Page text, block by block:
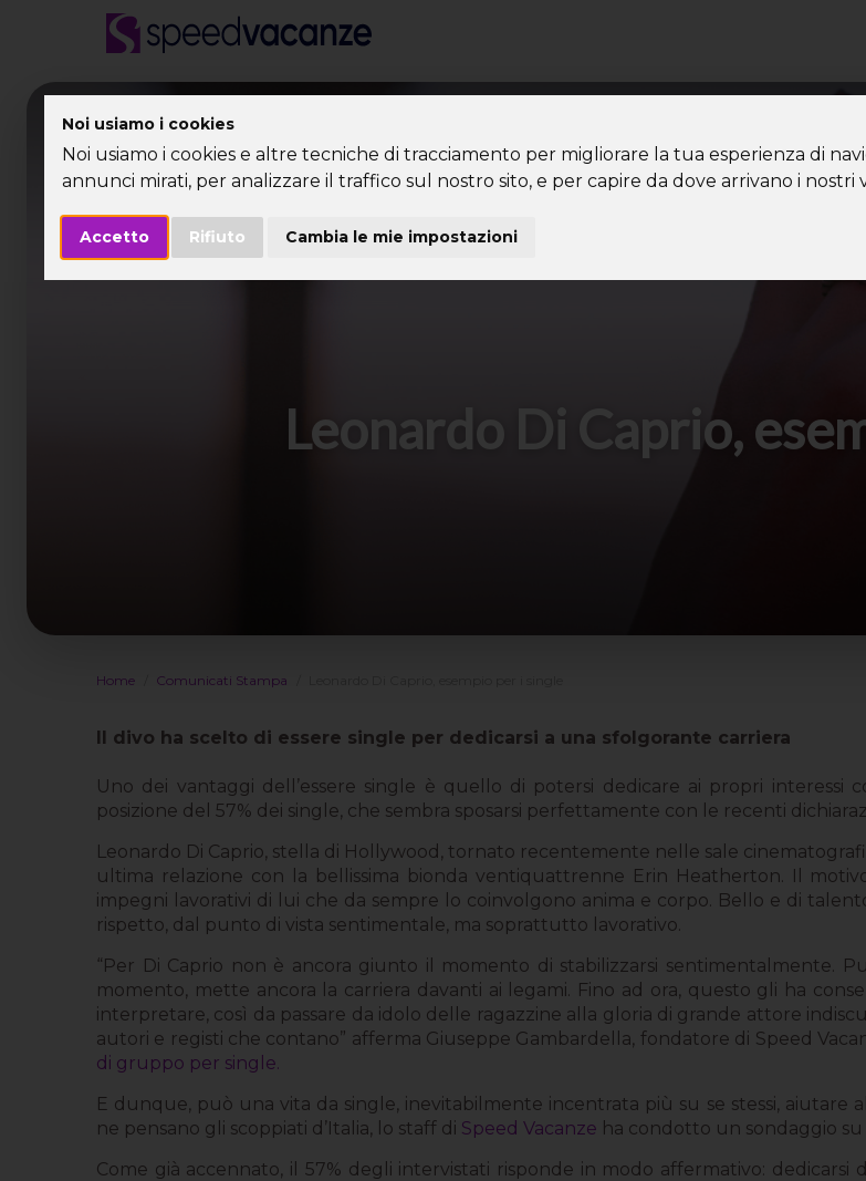
Noi usiamo i cookies
Noi usiamo i cookies e altre tecniche di tracciamento per migliorare la tua esperienza di
annunci mirati, per analizzare il traffico sul nostro sito, e per capire da dove arrivano i nostri
Accetto Rifiuto Cambia le mie impostazioni
Leonardo Di Caprio,
Home Comunicati Stampa
Il divo ha scelto di essere single per dedicarsi a una sfolgorante carriera
Uno dei vantaggi dell’essere single è quello di potersi dedicare ai propri
posizione del 57% dei single, che sembra sposarsi perfettamente con le recenti
Leonardo Di Caprio, stella di Hollywood, tornato recentemente nelle sale
ultima relazione con la bellissima bionda ventiquattrenne Erin Heatherton. Il
impegni lavorativi di lui che da sempre lo coinvolgono anima e corpo. Bello e di
rispetto, dal punto di vista sentimentale, ma soprattutto lavorativo.
“Per Di Caprio non è ancora giunto il momento di stabilizzarsi sentimentalmente.
momento, mette ancora la carriera davanti ai legami. Fino ad ora, questo gli ha
interpretare, così da passare da idolo delle ragazzine alla gloria di grande attore
autori e registi che contano” afferma Giuseppe Gambardella, fondatore di Speed
di gruppo per single.
E dunque, può una vita da single, inevitabilmente incentrata più su se stessi, aiutare
ne pensano gli scoppiati d’Italia, lo staff di Speed Vacanze ha condotto un sondaggio
Come già accennato, il 57% degli intervistati risponde in modo affermativo: dedicarsi